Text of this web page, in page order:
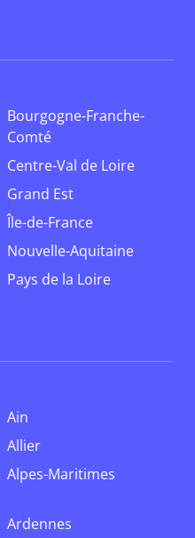
Bourgogne-Franche-
Comté
Centre-Val de Loire
Grand Est
Île-de-France
Nouvelle-Aquitaine
Pays de la Loire
Ain
Allier
Alpes-Maritimes
Ardennes